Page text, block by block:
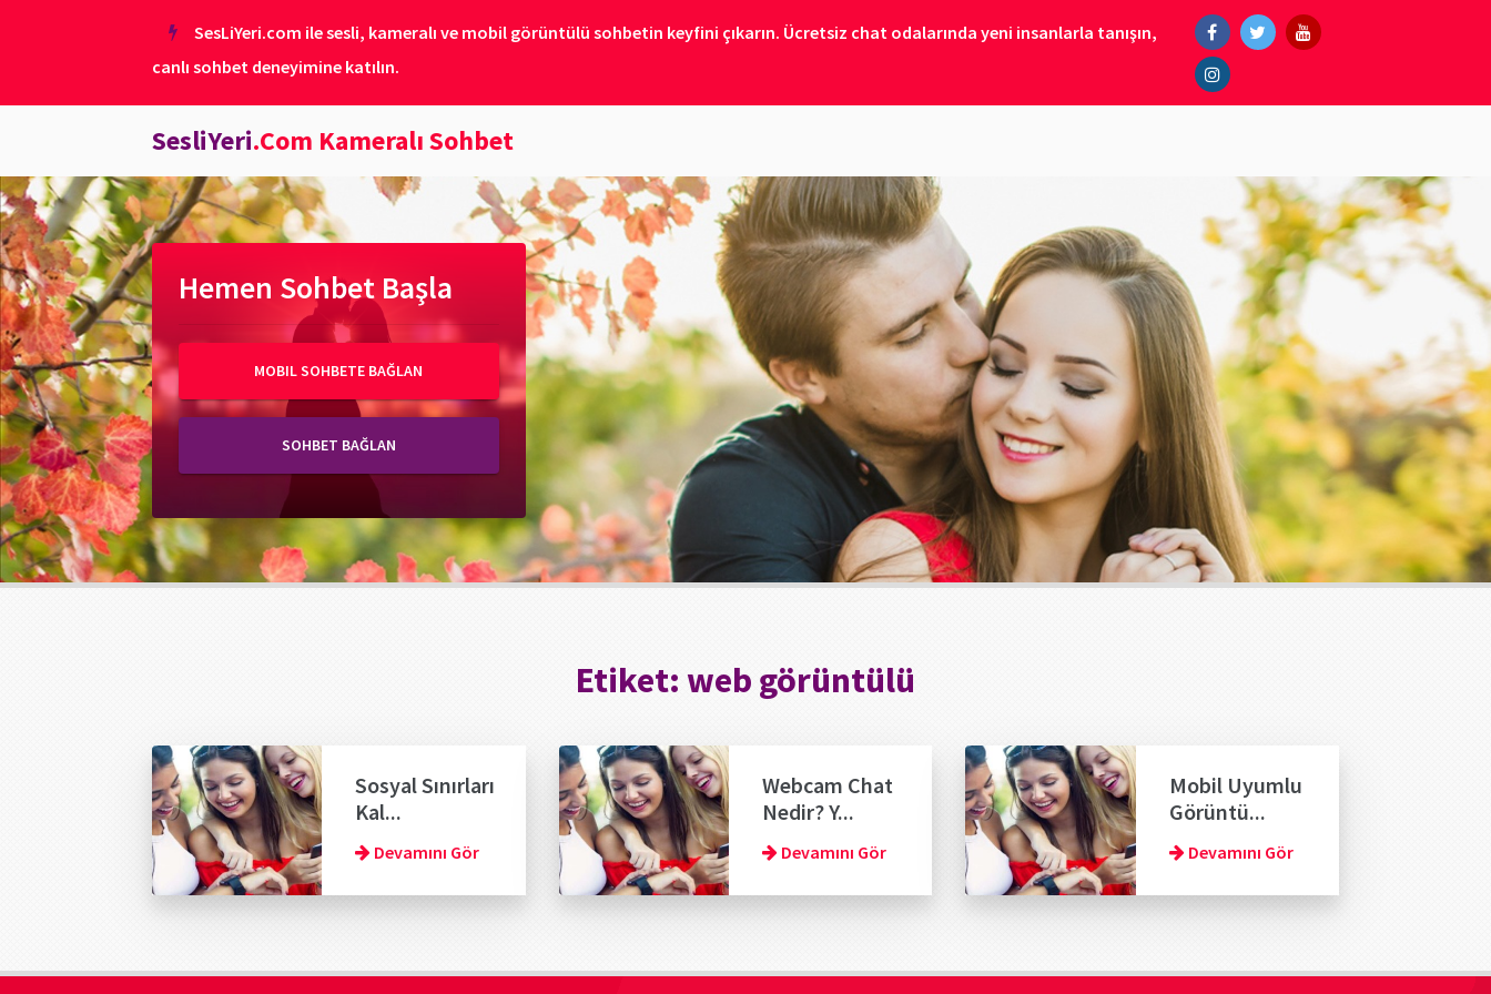
SesLiYeri.com ile sesli, kameralı ve mobil görüntülü sohbetin keyfini çıkarın. Ücretsiz chat odalarında yeni insanlarla tanışın,
canlı sohbet deneyimine katılın.
SesliYeri.Com Kameralı Sohbet
Hemen Sohbet Başla
MOBIL SOHBETE BAĞLAN
SOHBET BAĞLAN
Etiket: web görüntülü
Sosyal Sınırları
Kal...
Devamını Gör
Webcam Chat
Nedir? Y...
Devamını Gör
Mobil Uyumlu
Görüntü...
Devamını Gör